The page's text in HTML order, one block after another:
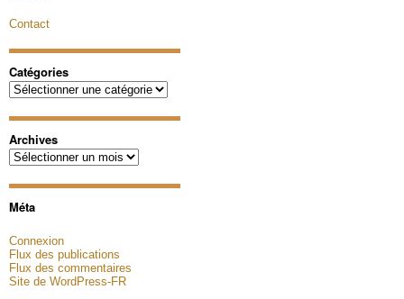
Contact
Catégories
Catégories
Archives
Archives
Méta
Connexion
Flux des publications
Flux des commentaires
Site de WordPress-FR